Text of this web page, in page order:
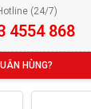
(24/7)
4554 868
HÙNG?